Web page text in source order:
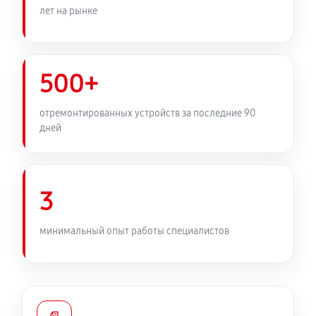
950 руб
054RU
1760 руб
Настройка Wi-Fi ноутбука MSI GT63 9SG-054RU
Установка драйверов ноутбука MSI GT63 9SG-
054RU
лет на рынке
500+
отремонтированных устройств за последние 90
дней
3
минимальный опыт работы специалистов